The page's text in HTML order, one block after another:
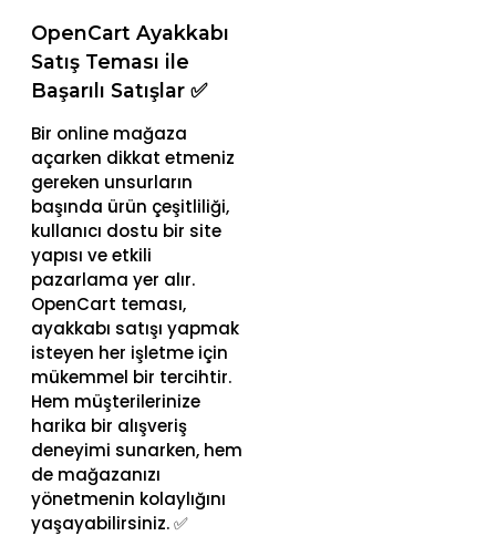
OpenCart Ayakkabı
Satış Teması ile
Başarılı Satışlar ✅
Bir online mağaza
açarken dikkat etmeniz
gereken unsurların
başında ürün çeşitliliği,
kullanıcı dostu bir site
yapısı ve etkili
pazarlama yer alır.
OpenCart teması,
ayakkabı satışı yapmak
isteyen her işletme için
mükemmel bir tercihtir.
Hem müşterilerinize
harika bir alışveriş
deneyimi sunarken, hem
de mağazanızı
yönetmenin kolaylığını
yaşayabilirsiniz. ✅